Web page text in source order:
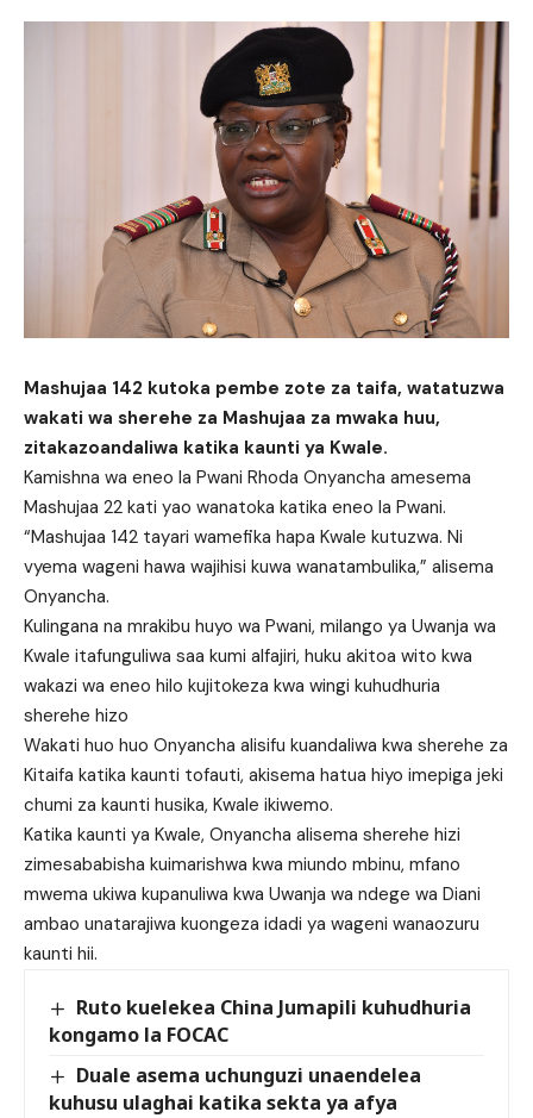
Mashujaa 142 kutoka pembe zote za taifa, watatuzwa
wakati wa sherehe za Mashujaa za mwaka huu,
zitakazoandaliwa katika kaunti ya Kwale.
Kamishna wa eneo la Pwani Rhoda Onyancha amesema
Mashujaa 22 kati yao wanatoka katika eneo la Pwani.
“Mashujaa 142 tayari wamefika hapa Kwale kutuzwa. Ni
vyema wageni hawa wajihisi kuwa wanatambulika,” alisema
Onyancha.
Kulingana na mrakibu huyo wa Pwani, milango ya Uwanja wa
Kwale itafunguliwa saa kumi alfajiri, huku akitoa wito kwa
wakazi wa eneo hilo kujitokeza kwa wingi kuhudhuria
sherehe hizo
Wakati huo huo Onyancha alisifu kuandaliwa kwa sherehe za
Kitaifa katika kaunti tofauti, akisema hatua hiyo imepiga jeki
chumi za kaunti husika, Kwale ikiwemo.
Katika kaunti ya Kwale, Onyancha alisema sherehe hizi
zimesababisha kuimarishwa kwa miundo mbinu, mfano
mwema ukiwa kupanuliwa kwa Uwanja wa ndege wa Diani
ambao unatarajiwa kuongeza idadi ya wageni wanaozuru
kaunti hii.
Ruto kuelekea China Jumapili kuhudhuria
kongamo la FOCAC
Duale asema uchunguzi unaendelea
kuhusu ulaghai katika sekta ya afya